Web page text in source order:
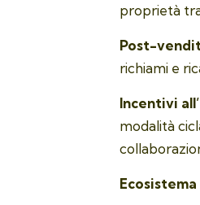
proprietà
Post-
richiami e
Incentivi
modalità